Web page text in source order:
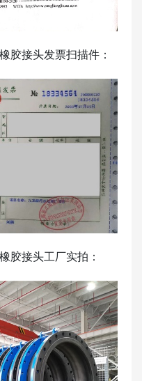
胶接头发票扫描件：
胶接头工厂实拍：